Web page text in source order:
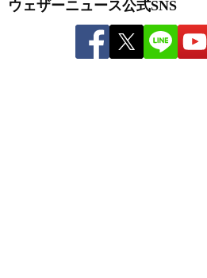
ウェザーニュース公式SNS